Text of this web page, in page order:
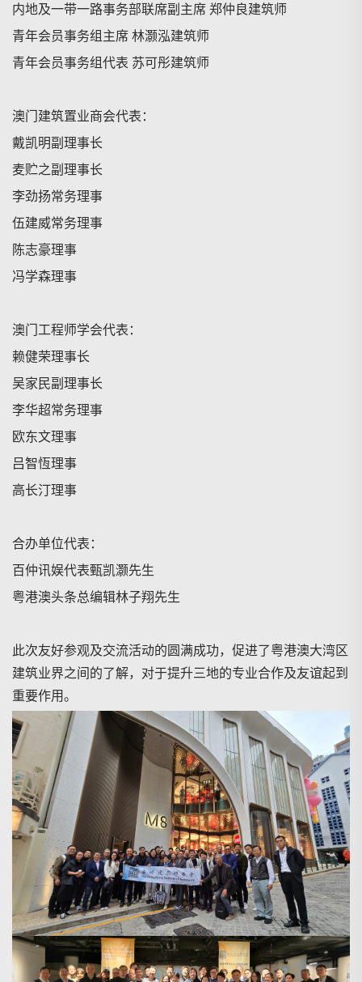
内地及一带一路事务部联席副主席 郑仲良建筑师
青年会员事务组主席 林灏泓建筑师
青年会员事务组代表 苏可彤建筑师
澳门建筑置业商会代表：
戴凯明副理事长
麦贮之副理事长
李劲扬常务理事
伍建威常务理事
陈志豪理事
冯学森理事
澳门工程师学会代表：
赖健荣理事长
吴家民副理事长
李华超常务理事
欧东文理事
吕智恆理事
高长汀理事
合办单位代表：
百仲讯娱代表甄凯灏先生
粤港澳头条总编辑林子翔先生
此次友好参观及交流活动的圆满成功，促进了粤港澳大湾区
建筑业界之间的了解，对于提升三地的专业合作及友谊起到
重要作用。